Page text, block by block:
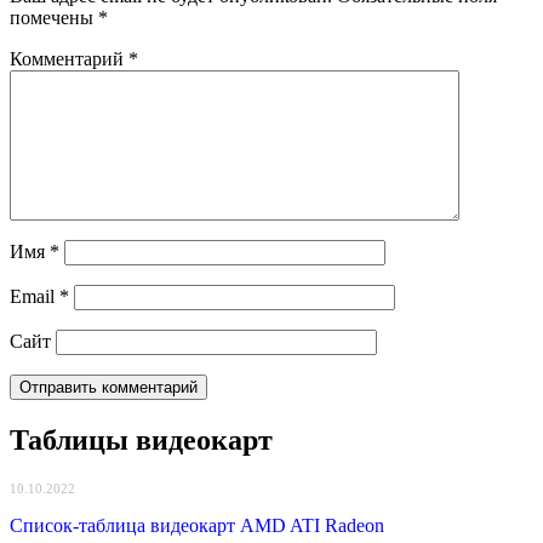
помечены *
Комментарий *
Имя *
Email *
Сайт
Таблицы видеокарт
10.10.2022
Список-таблица видеокарт AMD ATI Radeon